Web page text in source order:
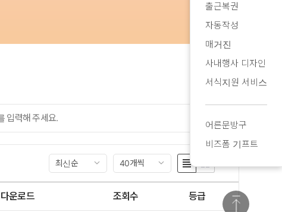
검색
최신순 40개씩
다운로드 조회수 등급
출근복권
자동작성
매거진
사내행사 디자인
서식지원 서비스
어른문방구
비즈폼 기프트